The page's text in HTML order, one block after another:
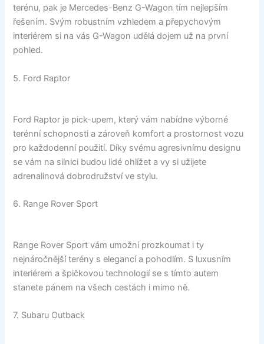
terénu, pak je Mercedes-Benz G-Wagon tím nejlepším
řešením. Svým robustním vzhledem a přepychovým
interiérem si na vás G-Wagon udělá dojem už na první
pohled.
5. Ford Raptor
Ford Raptor je pick-upem, který vám nabídne výborné
terénní schopnosti a zároveň komfort a prostornost vozu
pro každodenní použití. Díky svému agresivnímu designu
se vám na silnici budou lidé ohlížet a vy si užijete
adrenalinová dobrodružství ve stylu.
6. Range Rover Sport
Range Rover Sport vám umožní prozkoumat i ty
nejnáročnější terény s elegancí a pohodlím. S luxusním
interiérem a špičkovou technologií se s tímto autem
stanete pánem na všech cestách i mimo ně.
7. Subaru Outback